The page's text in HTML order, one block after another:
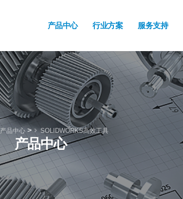
产品中心 行业方案 服务支持
产品中心
产品中心 > SOLIDWORKS高效工具